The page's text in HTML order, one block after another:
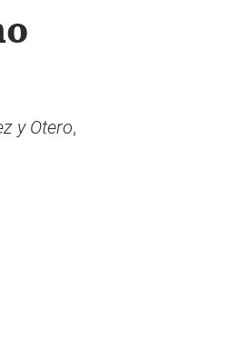
y Otero,